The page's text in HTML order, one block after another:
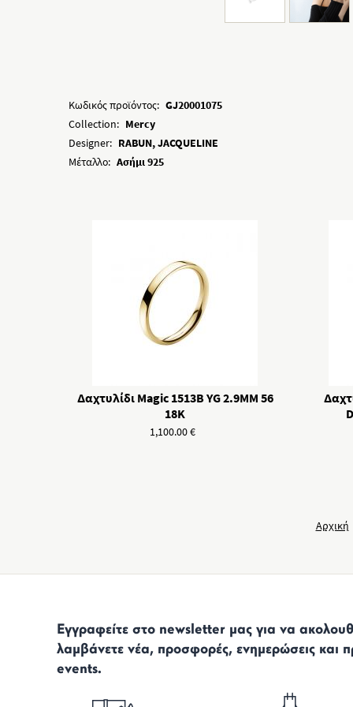
Κωδικός προϊόντος: GJ20001075
Collection: Mercy
Designer: RABUN, JACQUELINE
Μέταλλο: Ασήμι 925
Δαχτυλίδι Magic 1513B YG 2.9MM 56
18K
1,100.00€
Αρχική
Εγγραφείτε στο newsletter μας για να
λαμβάνετε νέα, προσφορές, ενημερώσεις και
events.